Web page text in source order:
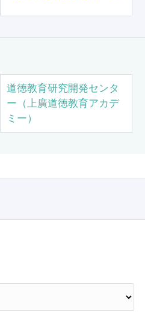
道徳教育研究開発センタ
ー（上廣道徳教育アカデ
ミー）